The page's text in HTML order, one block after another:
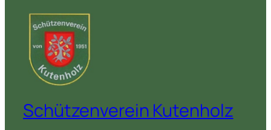
Schützenverein Kutenholz